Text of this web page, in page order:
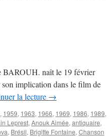
BAROUH. naît le 19 février
son implication dans le film de
la lecture →
, 1959, 1963, 1966, 1969, 1986, 1989,
Leprest, Anouk Aimée, antiquaire,
, Brésil, Brigitte Fontaine, Chanson